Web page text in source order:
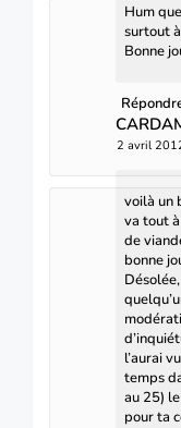
Hum
surtout
Bonne
2 avril
voilà un
va tout
de
bonne
l’aurai
temps
au 25)
pour ta